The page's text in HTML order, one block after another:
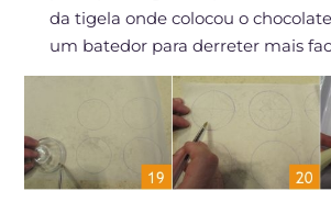
da tigela onde colocou o
um batedor para derreter mais